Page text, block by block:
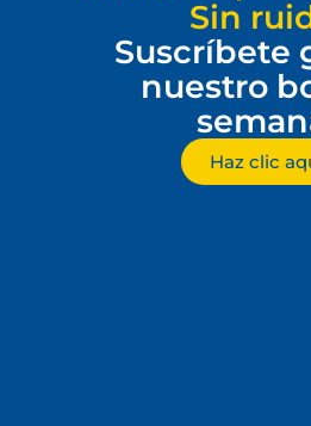
Sin
Suscríbete
nuestro
Haz clic